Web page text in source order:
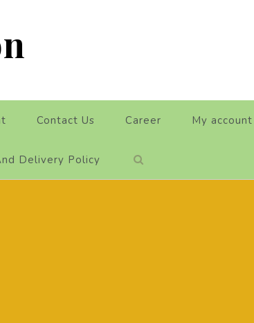
Contact Us Career My account
Delivery Policy